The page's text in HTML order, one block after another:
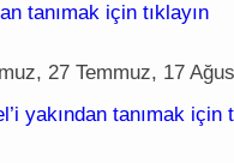
tanımak için tıklayın
27 Temmuz, 17
yakından tanımak için